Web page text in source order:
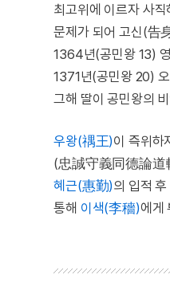
최고위에 이르자 사
문제가 되어 고신(告
1364년(공민왕 13)
1371년(공민왕 20)
그해 딸이 공민왕의
우왕(禑王)이 즉위하
(忠誠守義同德論道
혜근(惠勤)의 입적
통해 이색(李穡)에게